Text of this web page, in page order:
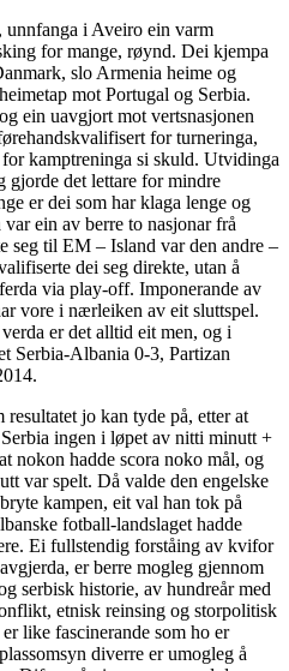
unnfanga i Aveiro ein varm
for mange, røynd. Dei kjempa
slo Armenia heime og
mot Portugal og Serbia.
ein uavgjort mot vertsnasjonen
for turneringa,
kamptreninga si skuld. Utvidinga
gjorde det lettare for mindre
er dei som har klaga lenge og
ein av berre to nasjonar frå
seg til EM – Island var den andre –
dei seg direkte, utan å
via play-off. Imponerande av
vore i nærleiken av eit sluttspel.
er det alltid eit men, og i
Serbia-Albania 0-3, Partizan
jo kan tyde på, etter at
ingen i løpet av nitti minutt +
nokon hadde scora noko mål, og
var spelt. Då valde den engelske
kampen, eit val han tok på
fotball-landslaget hadde
Ei fullstendig forståing av kvifor
er berre mogleg gjennom
serbisk historie, av hundreår med
etnisk reinsing og storpolitisk
like fascinerande som ho er
diverre er umogleg å